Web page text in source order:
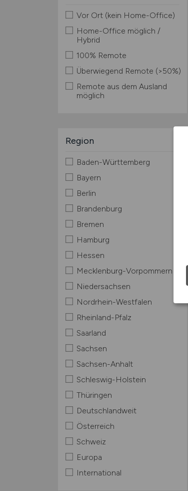
Vor Ort (kein Home-Office)
Home-Office möglich /
Hybrid
100% Remote
Überwiegend Remote (>50%)
Remote aus dem Ausland
möglich
Region
Baden-Württemberg
Bayern
Berlin
Brandenburg
Bremen
Hamburg
Hessen
Mecklenburg-Vorpommern
Niedersachsen
Nordrhein-Westfalen
Rheinland-Pfalz
Saarland
Sachsen
Sachsen-Anhalt
Schleswig-Holstein
Thüringen
Deutschlandweit
Österreich
Schweiz
Europa
International